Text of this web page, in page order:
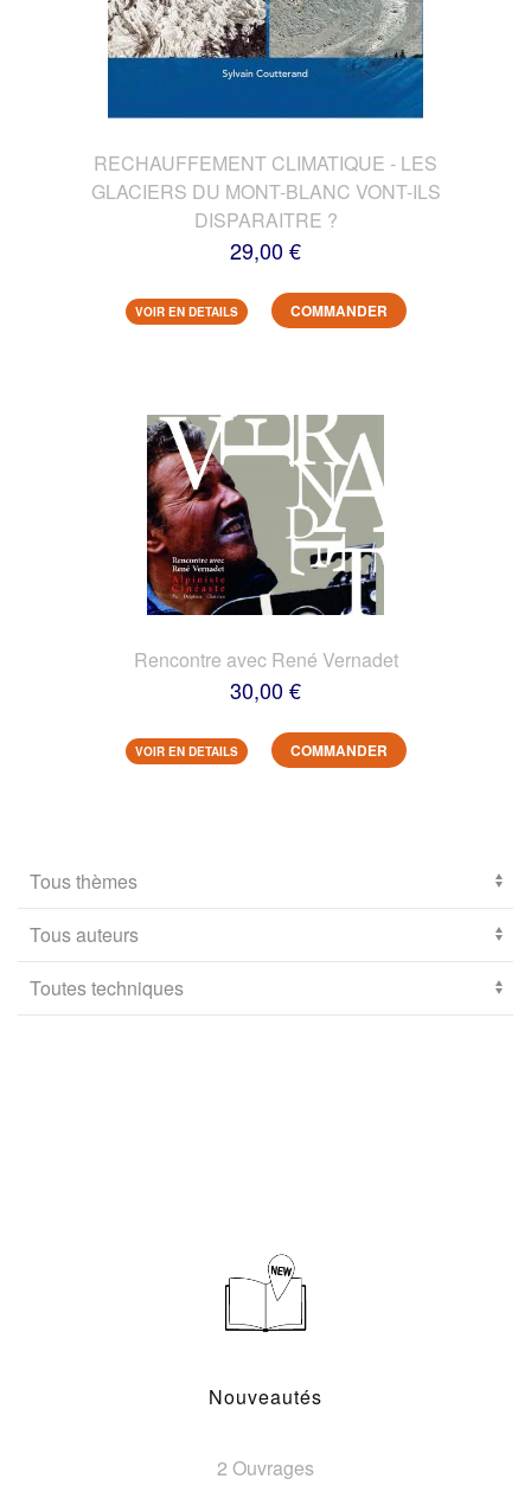
RECHAUFFEMENT CLIMATIQUE - LES
GLACIERS DU MONT-BLANC VONT-ILS
DISPARAITRE ?
29,00 €
VOIR EN DETAILS COMMANDER
Rencontre avec René Vernadet
30,00 €
VOIR EN DETAILS COMMANDER
Nouveautés
2 Ouvrages